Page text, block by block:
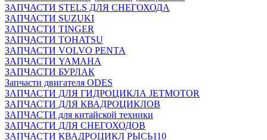
ЗАПЧАСТИ STELS ДЛЯ СНЕГОХОДА
ЗАПЧАСТИ SUZUKI
ЗАПЧАСТИ TINGER
ЗАПЧАСТИ TOHATSU
ЗАПЧАСТИ VOLVO PENTA
ЗАПЧАСТИ YAMAHA
ЗАПЧАСТИ БУРЛАК
Запчасти двигателя ODES
ЗАПЧАСТИ ДЛЯ ГИДРОЦИКЛА JETMOTOR
ЗАПЧАСТИ ДЛЯ КВАДРОЦИКЛОВ
ЗАПЧАСТИ для китайской техники
ЗАПЧАСТИ ДЛЯ СНЕГОХОДОВ
ЗАПЧАСТИ КВАДРОЦИКЛ РЫСЬ110